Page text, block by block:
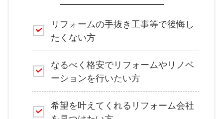
リフォームの手抜き工事等で後悔し
たくない方
なるべく格安でリフォームやリノベ
ーションを行いたい方
希望を叶えてくれるリフォーム会社